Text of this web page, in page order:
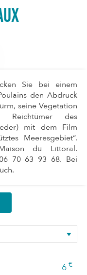
Sie bei einem
den Abdruck
seine Vegetation
des
mit dem Film
Meeresgebiet“.
du Littoral.
70 63 93 68. Bei
6 €